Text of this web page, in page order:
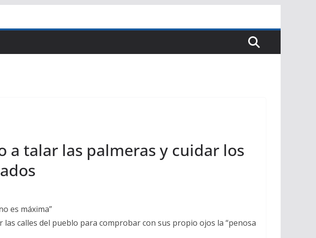
a talar las palmeras y cuidar los
es máxima”
calles del pueblo para comprobar con sus propio ojos la “penosa